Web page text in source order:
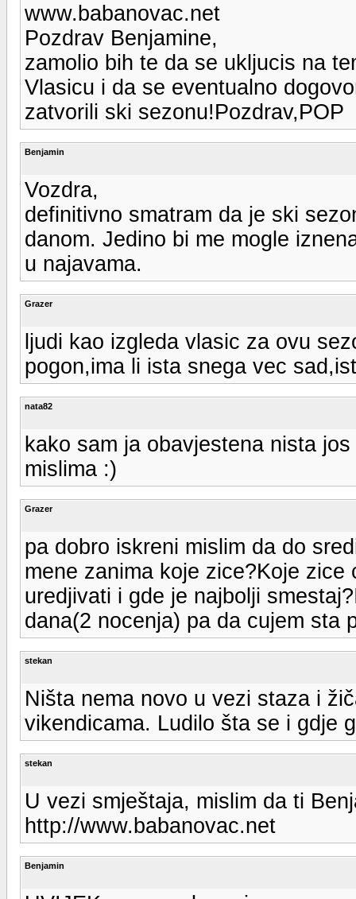
www.babanovac.net
Pozdrav Benjamine,
zamolio bih te da se ukljucis na
Vlasicu i da se eventualno
zatvorili ski sezonu!Pozdrav,POP
Benjamin
Vozdra,
definitivno smatram da je ski
danom. Jedino bi me mogle
u najavama.
Grazer
ljudi kao izgleda vlasic za ovu
pogon,ima li ista snega vec
nata82
kako sam ja obavjestena nista
mislima :)
Grazer
pa dobro iskreni mislim da do
mene zanima koje zice?Koje
uredjivati i gde je najbolji
dana(2 nocenja) pa da cujem sta
stekan
Ništa nema novo u vezi staza i
vikendicama. Ludilo šta se i gdje
stekan
U vezi smještaja, mislim da ti
http://www.babanovac.net
Benjamin